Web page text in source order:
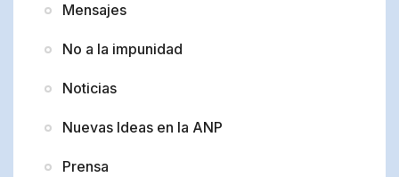
Mensajes
No a la impunidad
Noticias
Nuevas Ideas en la ANP
Prensa